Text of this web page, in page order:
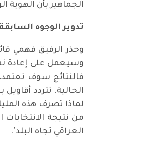
الجماهير بأن الهوية
تدوير الوجوه السابقة
وحذر الرفيق فهمي
فالنتائج سوف
الحالية. تتردد
لماذا تصرف هذه
من نتيجة
العراقي تجاه البلد".